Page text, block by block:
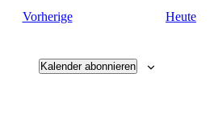
VorherigeVeranstaltungen Heute
Kalender abonnieren